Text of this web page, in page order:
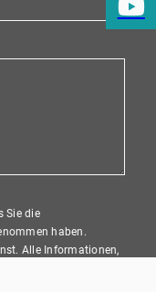
Sie die
haben.
Alle Informationen,